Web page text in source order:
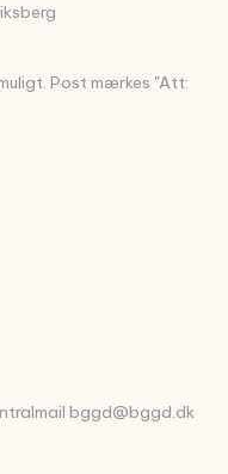
Post mærkes "Att:
bggd@bggd.dk